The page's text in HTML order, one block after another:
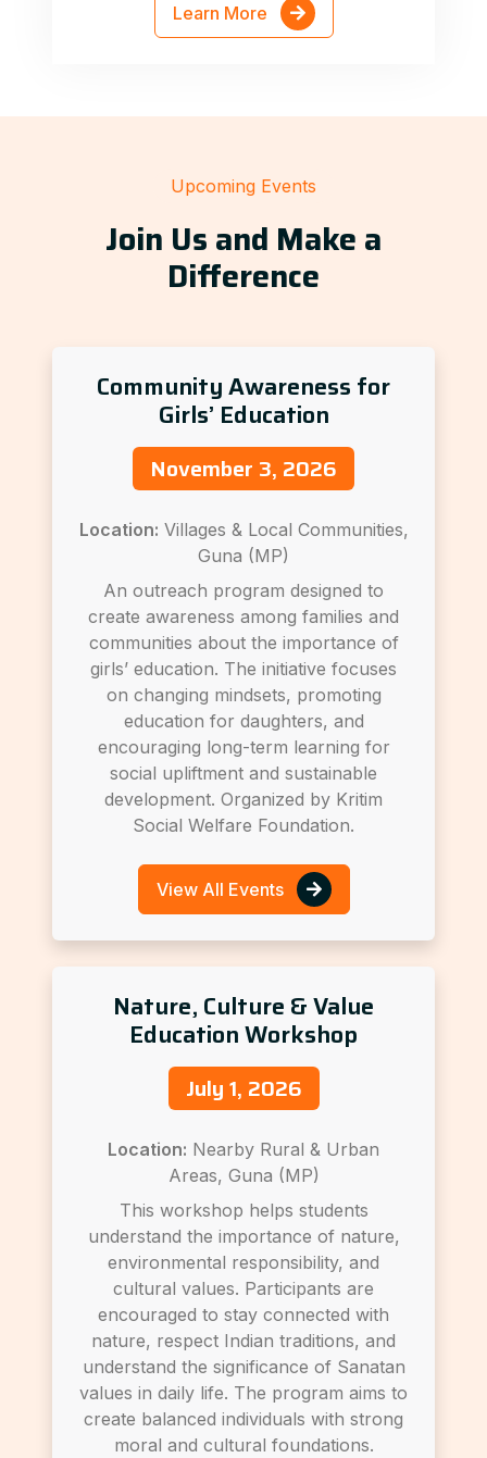
Learn More
Upcoming Events
Join Us and Make a
Difference
Community Awareness for
Girls’ Education
November 3, 2026
Location: Villages & Local Communities,
Guna (MP)
An outreach program designed to
create awareness among families and
communities about the importance of
girls’ education. The initiative focuses
on changing mindsets, promoting
education for daughters, and
encouraging long-term learning for
social upliftment and sustainable
development. Organized by Kritim
Social Welfare Foundation.
View All Events
Nature, Culture & Value
Education Workshop
July 1, 2026
Location: Nearby Rural & Urban
Areas, Guna (MP)
This workshop helps students
understand the importance of nature,
environmental responsibility, and
cultural values. Participants are
encouraged to stay connected with
nature, respect Indian traditions, and
understand the significance of Sanatan
values in daily life. The program aims to
create balanced individuals with strong
moral and cultural foundations.